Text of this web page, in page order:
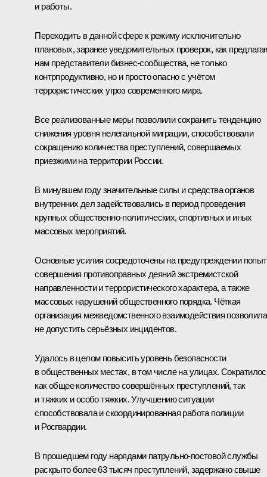
и работы.
Переходить в данной сфере к режиму исключительно
плановых, заранее уведомительных проверок, как
нам представители бизнес-сообщества, не только
контрпродуктивно, но и просто опасно с учётом
террористических угроз современного мира.
Все реализованные меры позволили сохранить тенденцию
снижения уровня нелегальной миграции, способствовали
сокращению количества преступлений, совершаемых
приезжими на территории России.
В минувшем году значительные силы и средства органов
внутренних дел задействовались в период проведения
крупных общественно-политических, спортивных и иных
массовых мероприятий.
Основные усилия сосредоточены на предупреждении
совершения противоправных деяний экстремистской
направленности и террористического характера, а также
массовых нарушений общественного порядка. Чёткая
организация межведомственного взаимодействия позволила
не допустить серьёзных инцидентов.
Удалось в целом повысить уровень безопасности
в общественных местах, в том числе на улицах.
как общее количество совершённых преступлений, так
и тяжких и особо тяжких. Улучшению ситуации
способствовала и скоординированная работа полиции
и Росгвардии.
В прошедшем году нарядами патрульно-постовой службы
раскрыто более 63 тысяч преступлений, задержано свыше